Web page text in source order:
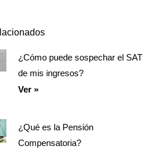
¿Cómo puede sospechar el SAT
de mis ingresos?
Ver »
¿Qué es la Pensión
Compensatoria?
PáginaPágina
Página